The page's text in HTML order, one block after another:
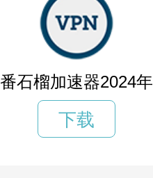
番石榴加速器2024年
下载